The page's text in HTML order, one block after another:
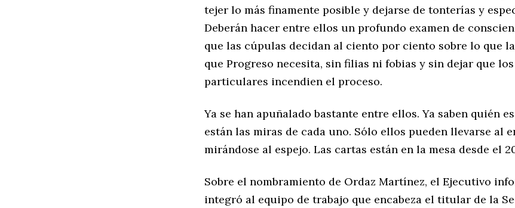
tejer lo más finamente posible y dejarse de tonterías y
Deberán hacer entre ellos un profundo examen de
que las cúpulas decidan al ciento por ciento sobre lo que
que Progreso necesita, sin filias ni fobias y sin dejar que
particulares incendien el proceso.
Ya se han apuñalado bastante entre ellos. Ya saben quién
están las miras de cada uno. Sólo ellos pueden llevarse al
mirándose al espejo. Las cartas están en la mesa desde el
Sobre el nombramiento de Ordaz Martínez, el Ejecutivo
integró al equipo de trabajo que encabeza el titular de la